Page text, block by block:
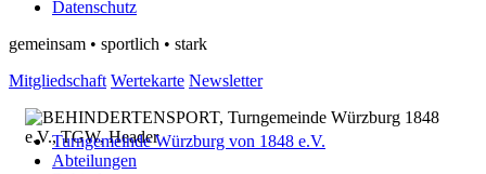
Datenschutz
gemeinsam • sportlich • stark
Mitgliedschaft Wertekarte Newsletter
Turngemeinde Würzburg von 1848 e.V.
Abteilungen